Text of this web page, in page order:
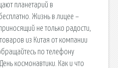
планетарий в
Жизнь в лицее –
не только радости,
из Китая от компании
по телефону
космонавтики. Как и что